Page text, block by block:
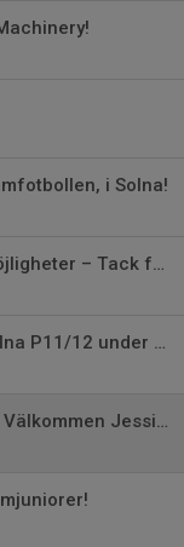
i Solna!
Ett år av framgångar och nya möjligheter – Tack för 2024!
Enorm utveckling för Apollon Solna P11/12 under 2024
Ny Huvudtränare för Herrlaget - Välkommen Jessie Vasconcelos!